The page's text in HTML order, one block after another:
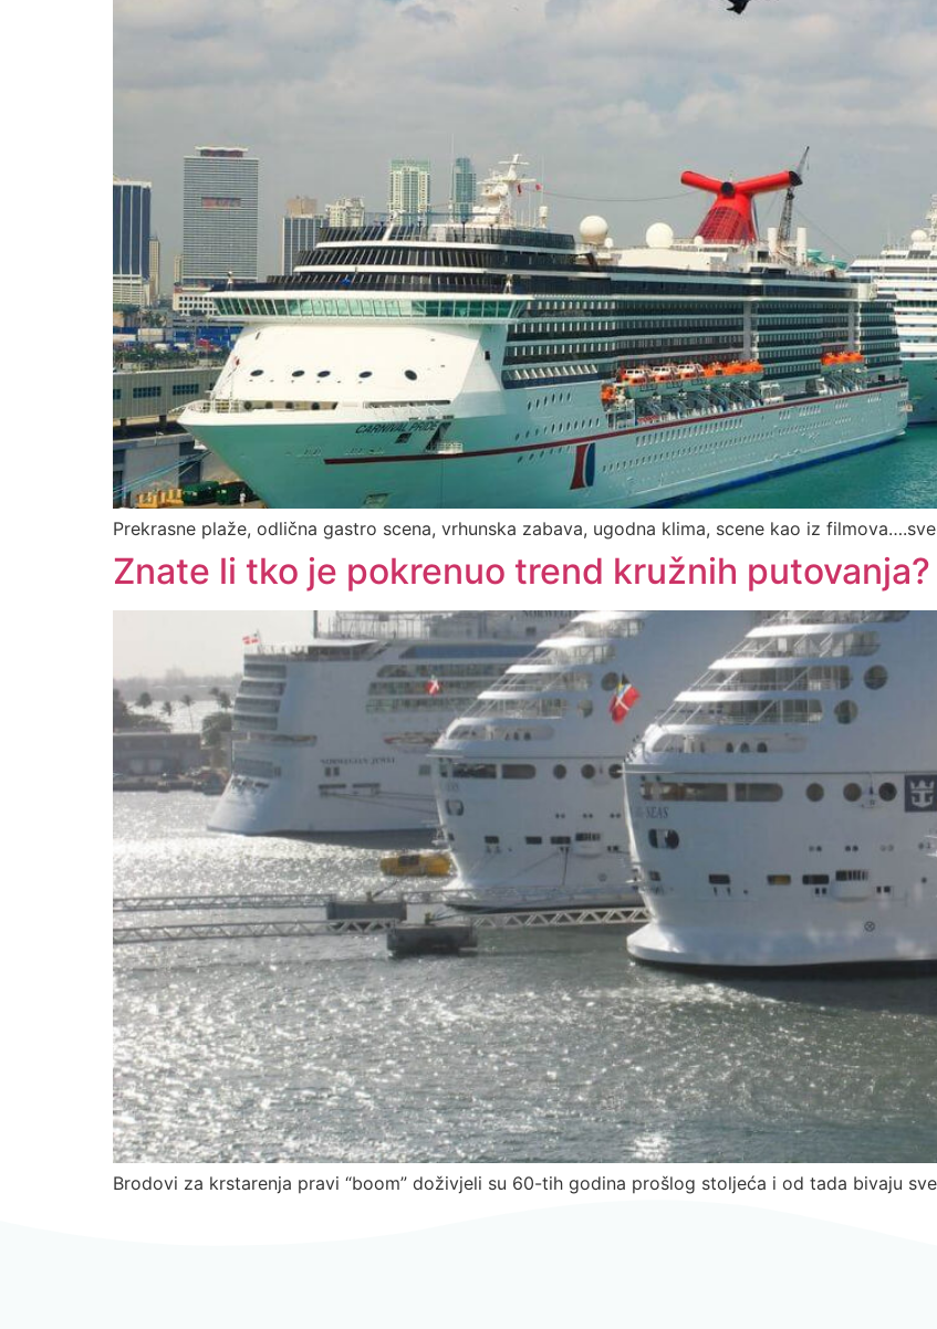
Prekrasne plaže, odlična gastro scena, vrhunska zabava, ugodna klima, scene kao iz
Znate li tko je pokrenuo trend kružnih putovanja?
Brodovi za krstarenja pravi “boom” doživjeli su 60-tih godina prošlog stoljeća i od tada bivaju